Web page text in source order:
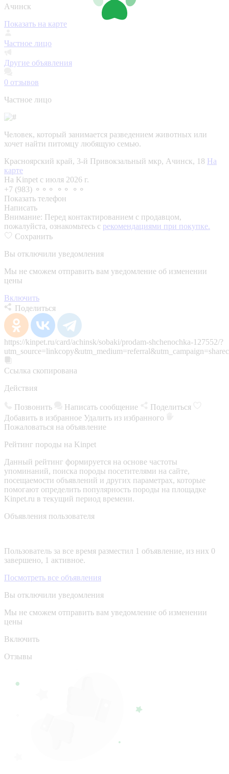
Ачинск
Показать на карте
Частное лицо
Другие объявления
0 отзывов
Частное лицо
Человек, который занимается разведением животных или
хочет найти питомцу любящую семью.
Красноярский край, 3-й Привокзальный мкр, Ачинск, 18 На
карте
На Kinpet c июля 2026 г.
+7 (983) ⚬⚬⚬ ⚬⚬ ⚬⚬
Показать телефон
Написать
Внимание: Перед контактированием с продавцом,
пожалуйста, ознакомьтесь с рекомендациями при покупке.
Сохранить
Вы отключили уведомления
Мы не сможем отправить вам уведомление об изменении
цены
Включить
Поделиться
https://kinpet.ru/card/achinsk/sobaki/prodam-shchenochka-127552/?
Ссылка скопирована
Действия
Позвонить Написать сообщение
Поделиться
Добавить в избранное Удалить из избранного
Пожаловаться на объявление
Рейтинг породы на Kinpet
Данный рейтинг формируется на основе частоты
упоминаний, поиска породы посетителями на сайте,
посещаемости объявлений и других параметрах, которые
помогают определить популярность породы на площадке
Kinpet.ru в текущий период времени.
Объявления пользователя
Пользователь за все время разместил 1 объявление, из них 0
завершено, 1 активное.
Посмотреть все объявления
Вы отключили уведомления
Мы не сможем отправить вам уведомление об изменении
цены
Включить
Отзывы